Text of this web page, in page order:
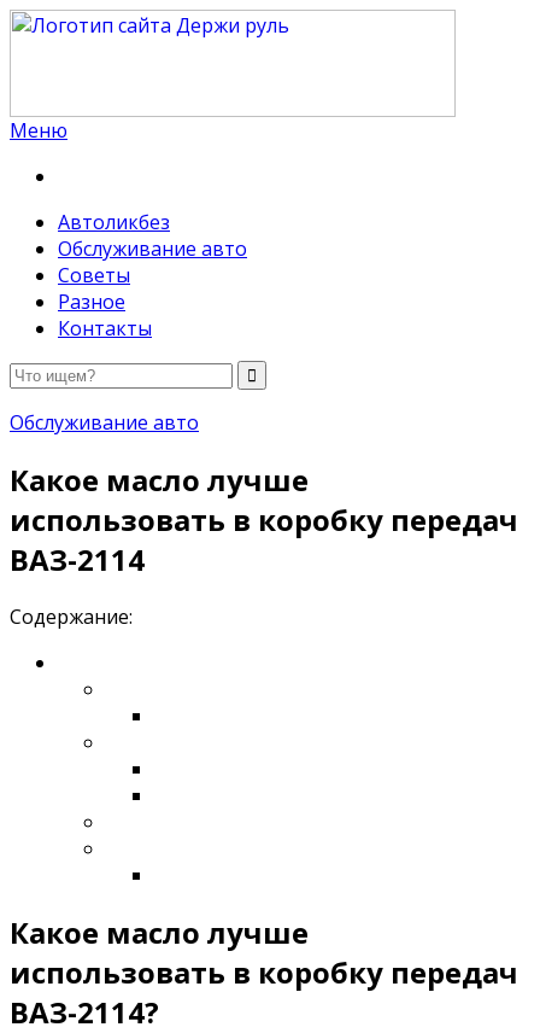
Меню
Автоликбез
Обслуживание авто
Советы
Разное
Контакты
Обслуживание авто
Какое масло лучше
использовать в коробку передач
ВАЗ-2114
Содержание:
Какое масло лучше
использовать в коробку передач
ВАЗ-2114?